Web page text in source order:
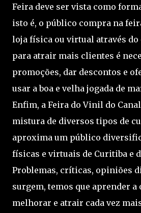
Feira deve ser vista como
isto é, o público compra na
loja física ou virtual através do
para atrair mais clientes é
promoções, dar descontos e
usar a boa e velha jogada de
Enfim, a Feira do Vinil do
mistura de diversos tipos de
aproxima um público
físicas e virtuais de Curitiba e
Problemas, críticas, opiniões
surgem, temos que aprender a
melhorar e atrair cada vez